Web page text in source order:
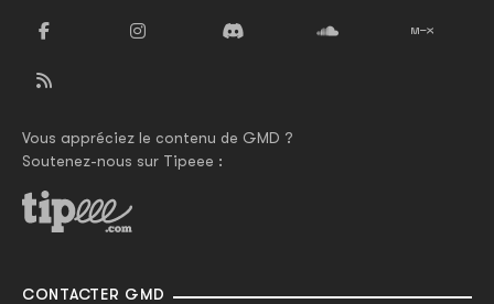
Vous appréciez le contenu de GMD ?
Soutenez-nous sur Tipeee :
CONTACTER GMD